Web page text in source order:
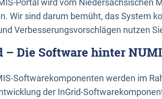
Portal wird vom Niedersächsischen
Wir sind darum bemüht, das System
Verbesserungsvorschlägen nutzen
– Die Software hinter
Softwarekomponenten werden im
der InGrid-